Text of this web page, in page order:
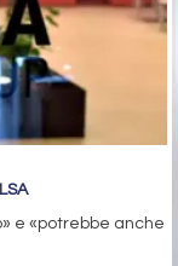
e «potrebbe anche